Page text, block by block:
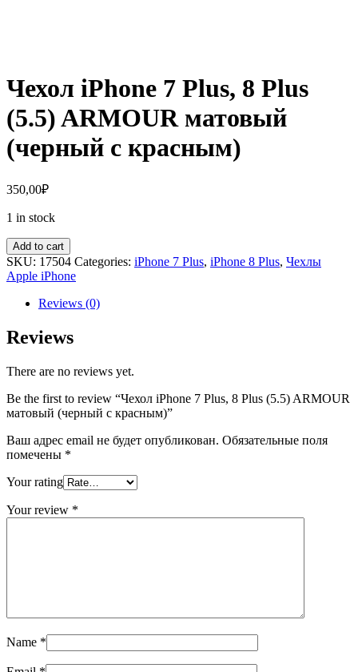
Чехол iPhone 7 Plus, 8 Plus
(5.5) ARMOUR матовый
(черный с красным)
350,00₽
1 in stock
Add to cart
SKU: 17504 Categories: iPhone 7 Plus, iPhone 8 Plus, Чехлы
Apple iPhone
Reviews (0)
Reviews
There are no reviews yet.
Be the first to review “Чехол iPhone 7 Plus, 8 Plus (5.5) ARMOUR
матовый (черный с красным)”
Ваш адрес email не будет опубликован. Обязательные поля
помечены *
Your rating
Your review *
Name *